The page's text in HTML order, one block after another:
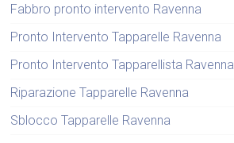
Fabbro pronto intervento Ravenna
Pronto Intervento Tapparelle Ravenna
Pronto Intervento Tapparellista Ravenna
Riparazione Tapparelle Ravenna
Sblocco Tapparelle Ravenna